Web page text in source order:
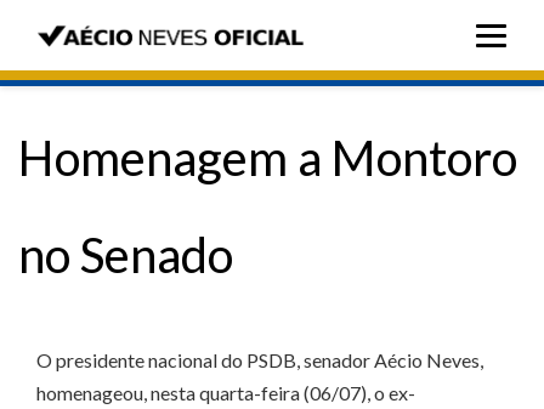
Homenagem a Montoro
no Senado
O presidente nacional do PSDB, senador Aécio Neves,
homenageou, nesta quarta-feira (06/07), o ex-